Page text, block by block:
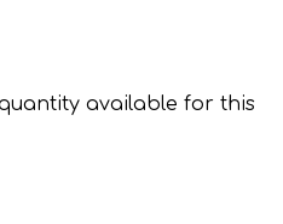
available for this